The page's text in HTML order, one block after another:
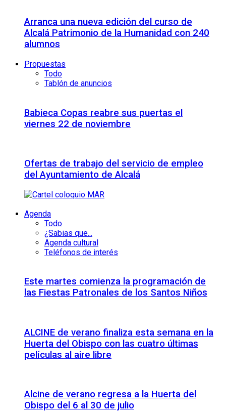
Arranca una nueva edición del curso de
Alcalá Patrimonio de la Humanidad con 240
alumnos
Propuestas
Todo
Tablón de anuncios
Babieca Copas reabre sus puertas el
viernes 22 de noviembre
Ofertas de trabajo del servicio de empleo
del Ayuntamiento de Alcalá
Agenda
Todo
¿Sabias que...
Agenda cultural
Teléfonos de interés
Este martes comienza la programación de
las Fiestas Patronales de los Santos Niños
ALCINE de verano finaliza esta semana en la
Huerta del Obispo con las cuatro últimas
películas al aire libre
Alcine de verano regresa a la Huerta del
Obispo del 6 al 30 de julio